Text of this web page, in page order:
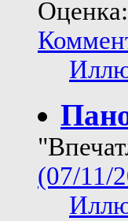
Оценка:
(07/11/